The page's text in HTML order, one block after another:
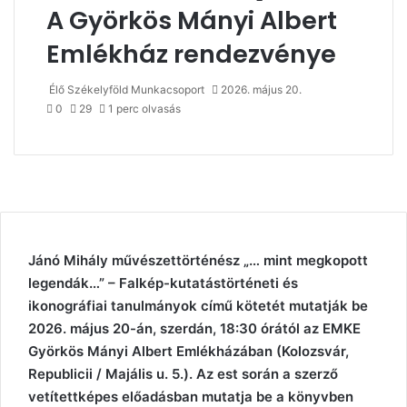
A Györkös Mányi Albert
Emlékház rendezvénye
Élő Székelyföld Munkacsoport
2026. május 20.
0
29 1 perc olvasás
Jánó Mihály művészettörténész „… mint megkopott
legendák…” – Falkép-kutatástörténeti és
ikonográfiai tanulmányok című kötetét mutatják be
2026. május 20-án, szerdán, 18:30 órától az EMKE
Györkös Mányi Albert Emlékházában (Kolozsvár,
Republicii / Majális u. 5.). Az est során a szerző
vetítettképes előadásban mutatja be a könyvben